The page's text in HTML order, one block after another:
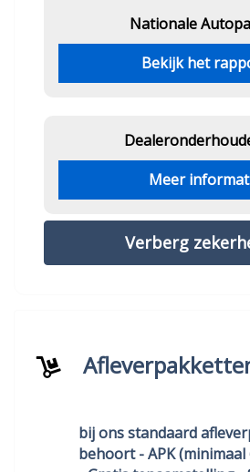
Nationale
Bekijk het
Meer
Verberg
bij ons standaard
behoort - APK (minimaal